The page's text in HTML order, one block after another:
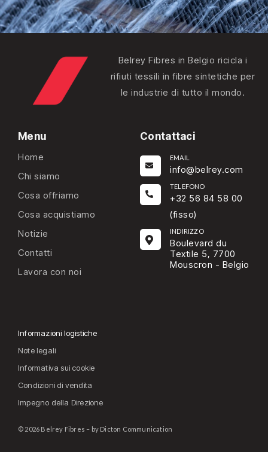
Belrey Fibres in Belgio ricicla i
rifiuti tessili in fibre sintetiche per
le industrie di tutto il mondo.
Menu
Home
Chi siamo
Cosa offriamo
Cosa acquistiamo
Notizie
Contatti
Lavora con noi
Contattaci
EMAIL
info@belrey.com
TELEFONO
+32 56 84 58 00
(fisso)
INDIRIZZO
Boulevard du
Textile 5, 7700
Mouscron - Belgio
Informazioni logistiche
Note legali
Informativa sui cookie
Condizioni di vendita
Impegno della Direzione
© 2026 Belrey Fibres – by Dicton Communication